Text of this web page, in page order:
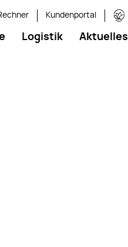
Kundenportal
Logistik Aktuelles